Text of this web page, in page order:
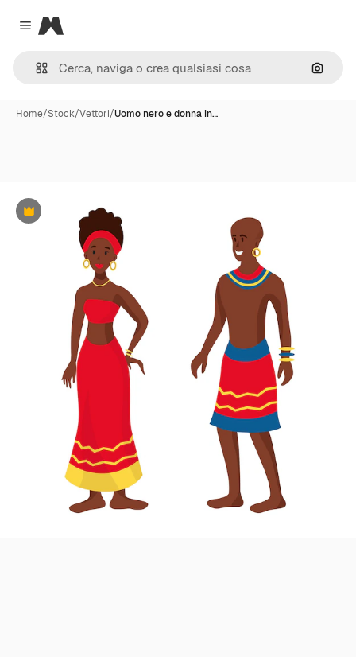
Close menu
Magnific
Cerca
Home/Stock/Vettori/Uomo nero e donna in…
Premium